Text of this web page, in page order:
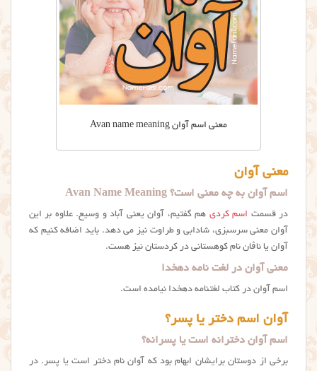
معنی اسم آوان Avan name meaning
معنی آوان
اسم آوان به چه معنی است؟ Avan Name Meaning
در قسمت اسم کردی هم گفتیم، آوان یعنی آباد و وسیع. علاوه بر این
آوان معنی سرسبزی، شادابی و طراوت نیز می دهد. باید اضافه کنیم که
آوان یا ئاڤان نام کوهستانی در کردستان نیز هست.
معنی آوان در لغت نامه دهخدا
اسم آوان در کتاب لغتنامه دهخدا نیامده است.
آوان اسم دختر یا پسر؟
اسم آوان دخترانه است یا پسرانه؟
برخی از دوستان برایشان ابهام بود که آوان نام دختر است یا پسر. در